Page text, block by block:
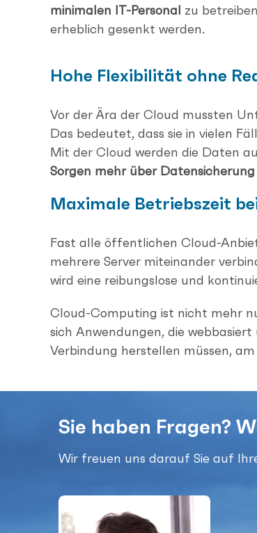
minimalen IT-Personal zu
erheblich gesenkt werden.
Hohe Flexibilität ohne
Vor der Ära der Cloud mussten
Das bedeutet, dass sie in vielen
Mit der Cloud werden die Daten
Sorgen mehr über
Maximale Betriebszeit
Fast alle öffentlichen Cloud-
mehrere Server miteinander
wird eine reibungslose und
Cloud-Computing ist nicht mehr
sich Anwendungen, die
Verbindung herstellen müssen,
Sie haben Fragen?
Wir freuen uns darauf Sie auf